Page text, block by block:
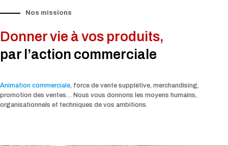
Nos missions
Donner vie à vos produits,
par l’action commerciale
Animation commerciale, force de vente supplétive, merchandising,
promotion des ventes… Nous vous donnons les moyens humains,
organisationnels et techniques de vos ambitions.